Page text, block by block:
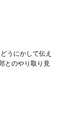
うにかして伝え
とのやり取り見